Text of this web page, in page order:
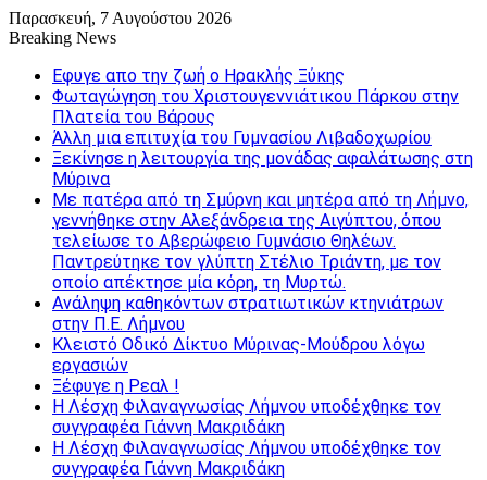
Παρασκευή, 7 Αυγούστου 2026
Breaking News
Εφυγε απο την ζωή o Ηρακλής Ξύκης
Φωταγώγηση του Χριστουγεννιάτικου Πάρκου στην
Πλατεία του Βάρους
Άλλη μια επιτυχία του Γυμνασίου Λιβαδοχωρίου
Ξεκίνησε η λειτουργία της μονάδας αφαλάτωσης στη
Μύρινα
Με πατέρα από τη Σμύρνη και μητέρα από τη Λήμνο,
γεννήθηκε στην Αλεξάνδρεια της Αιγύπτου, όπου
τελείωσε το Αβερώφειο Γυμνάσιο Θηλέων.
Παντρεύτηκε τον γλύπτη Στέλιο Τριάντη, με τον
οποίο απέκτησε μία κόρη, τη Μυρτώ.
Ανάληψη καθηκόντων στρατιωτικών κτηνιάτρων
στην Π.Ε. Λήμνου
Κλειστό Οδικό Δίκτυο Μύρινας-Μούδρου λόγω
εργασιών
Ξέφυγε η Ρεαλ !
Η Λέσχη Φιλαναγνωσίας Λήμνου υποδέχθηκε τον
συγγραφέα Γιάννη Μακριδάκη
Η Λέσχη Φιλαναγνωσίας Λήμνου υποδέχθηκε τον
συγγραφέα Γιάννη Μακριδάκη